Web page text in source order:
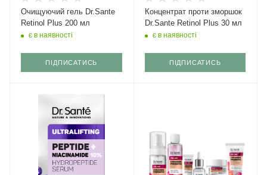
Очищуючий гель Dr.Sante
Retinol Plus 200 мл
є в наявності
ПІДПИСАТИСЬ
Концентрат проти зморшок
Dr.Sante Retinol Plus 30 мл
є в наявності
ПІДПИСАТИСЬ